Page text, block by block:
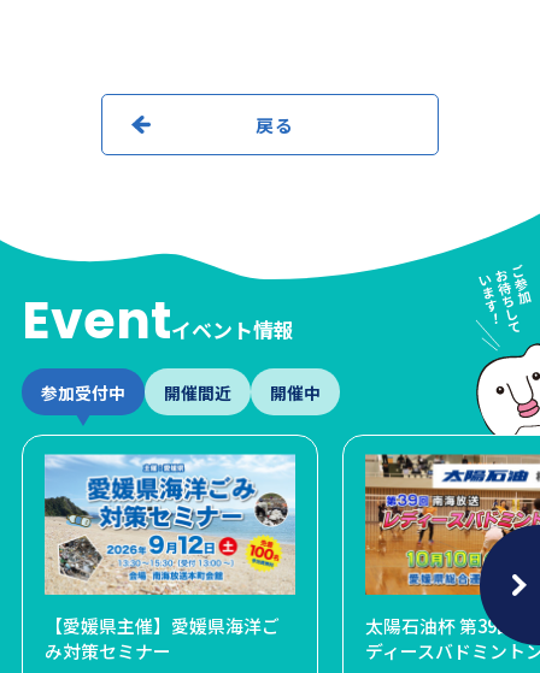
戻る
Eventイベント情報
参加受付中 開催間近 開催中
【愛媛県主催】愛媛県海洋ご
み対策セミナー
太陽石油杯 第39回
ディースバドミント
「地球へ～ピアノコ
～」
爆笑！！お笑いフェスin松山
モグ天 ジョブキッズえひめ2026
障が
ート